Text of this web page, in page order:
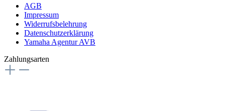
AGB
Impressum
Widerrufsbelehrung
Datenschutzerklärung
Yamaha Agentur AVB
Zahlungsarten